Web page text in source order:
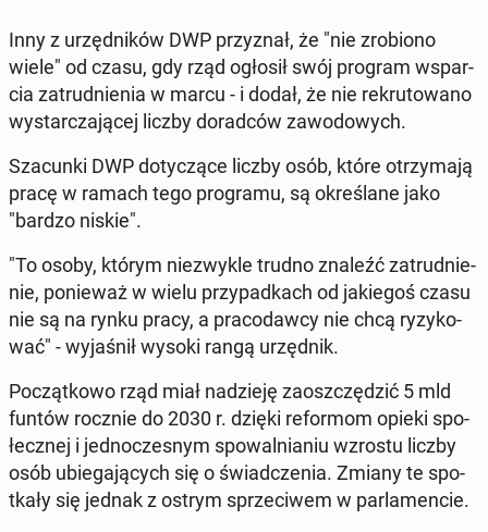
Inny z urzęd­ni­ków DWP przy­znał, że "nie zro­bio­no
wiele" od czasu, gdy rząd ogłosił swój program wspar­
cia za­trud­nie­nia w marcu - i dodał, że nie re­kru­to­wa­no
wy­star­cza­ją­cej liczby do­rad­ców za­wo­do­wych.
Sza­cun­ki DWP do­ty­czą­ce liczby osób, które otrzy­ma­ją
pracę w ramach tego pro­gra­mu, są okre­śla­ne jako
"bardzo niskie".
"To osoby, którym nie­zwy­kle trudno znaleźć za­trud­nie­
nie, po­nie­waż w wielu przy­pad­kach od ja­kie­goś czasu
nie są na rynku pracy, a pra­co­daw­cy nie chcą ry­zy­ko­
wać" - wy­ja­śnił wysoki rangą urzęd­nik.
Po­cząt­ko­wo rząd miał na­dzie­ję za­osz­czę­dzić 5 mld
funtów rocznie do 2030 r. dzięki re­for­mom opieki spo­
łecz­nej i jed­no­cze­snym spo­wal­nia­niu wzrostu liczby
osób ubie­ga­ją­cych się o świad­cze­nia. Zmiany te spo­
tka­ły się jednak z ostrym sprze­ci­wem w par­la­men­cie.